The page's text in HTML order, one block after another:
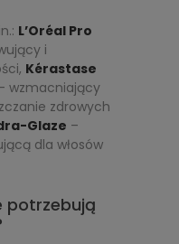
L’Oréal Pro
i
Kérastase
wzmacniający
zdrowych
Glaze –
dla włosów
potrzebują